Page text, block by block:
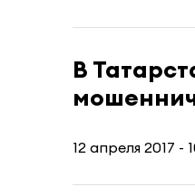
В
12 апреля 2017 -